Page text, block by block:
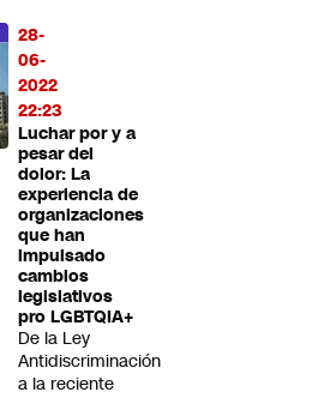
28-
06-
2022
22:23
Luchar por y a
pesar del
dolor: La
experiencia de
organizaciones
que han
impulsado
cambios
legislativos
pro LGBTQIA+
De la Ley
Antidiscriminación
a la reciente